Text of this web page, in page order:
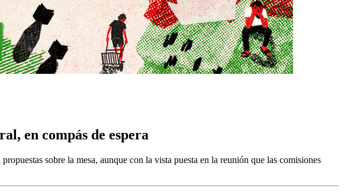
en compás de espera
sobre la mesa, aunque con la vista puesta en la reunión que las comisiones